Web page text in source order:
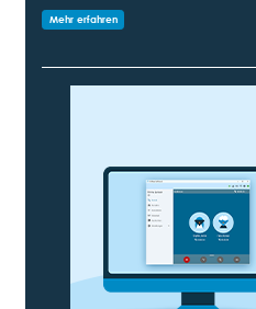
Mehr erfahren